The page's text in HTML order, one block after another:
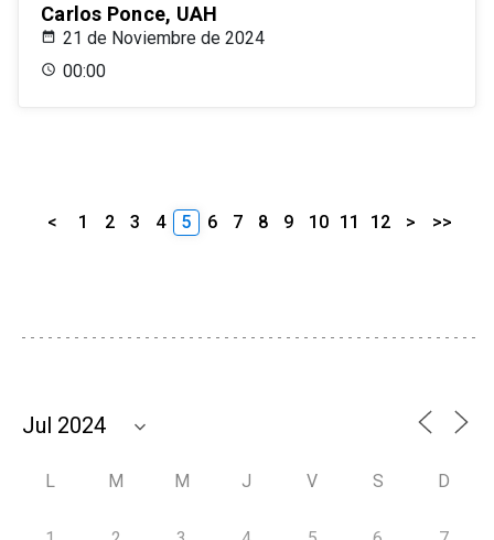
Carlos Ponce, UAH
21 de Noviembre de 2024
00:00
< 1 2 3 4 5 6 7 8 9 10 11 12 > >>
L M M J V S D